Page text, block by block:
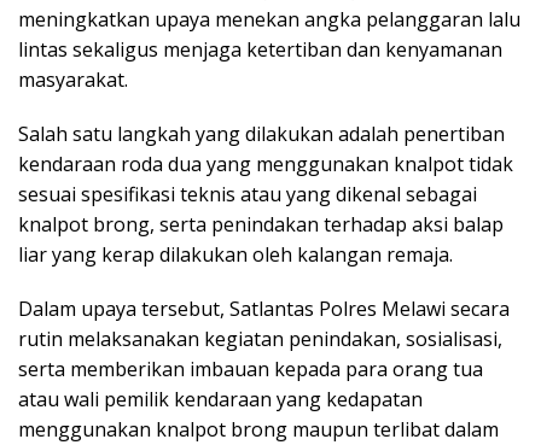
meningkatkan upaya menekan angka pelanggaran lalu
lintas sekaligus menjaga ketertiban dan kenyamanan
masyarakat.
Salah satu langkah yang dilakukan adalah penertiban
kendaraan roda dua yang menggunakan knalpot tidak
sesuai spesifikasi teknis atau yang dikenal sebagai
knalpot brong, serta penindakan terhadap aksi balap
liar yang kerap dilakukan oleh kalangan remaja.
Dalam upaya tersebut, Satlantas Polres Melawi secara
rutin melaksanakan kegiatan penindakan, sosialisasi,
serta memberikan imbauan kepada para orang tua
atau wali pemilik kendaraan yang kedapatan
menggunakan knalpot brong maupun terlibat dalam